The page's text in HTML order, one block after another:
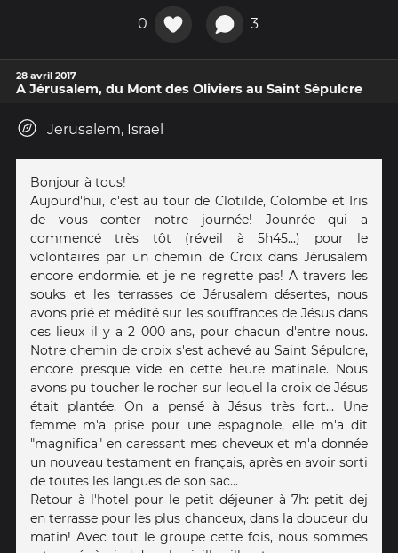
0 3
28 avril 2017
A Jérusalem, du Mont des Oliviers au Saint Sépulcre
Jerusalem, Israel
Bonjour à tous!
Aujourd'hui, c'est au tour de Clotilde, Colombe et Iris
de vous conter notre journée! Jounrée qui a
commencé très tôt (réveil à 5h45...) pour le
volontaires par un chemin de Croix dans Jérusalem
encore endormie. et je ne regrette pas! A travers les
souks et les terrasses de Jérusalem désertes, nous
avons prié et médité sur les souffrances de Jésus dans
ces lieux il y a 2 000 ans, pour chacun d'entre nous.
Notre chemin de croix s'est achevé au Saint Sépulcre,
encore presque vide en cette heure matinale. Nous
avons pu toucher le rocher sur lequel la croix de Jésus
était plantée. On a pensé à Jésus très fort... Une
femme m'a prise pour une espagnole, elle m'a dit
"magnifica" en caressant mes cheveux et m'a donnée
un nouveau testament en français, après en avoir sorti
de toutes les langues de son sac...
Retour à l'hotel pour le petit déjeuner à 7h: petit dej
en terrasse pour les plus chanceux, dans la douceur du
matin! Avec tout le groupe cette fois, nous sommes